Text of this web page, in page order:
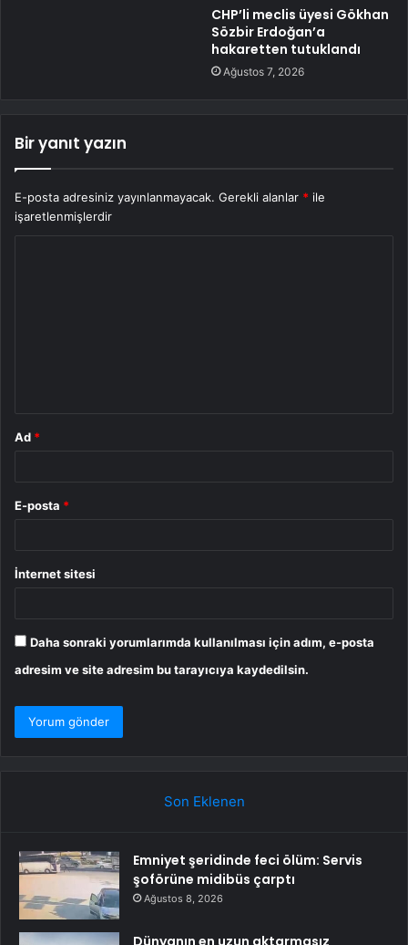
CHP’li meclis üyesi Gökhan
Sözbir Erdoğan’a
hakaretten tutuklandı
Ağustos 7, 2026
Bir yanıt yazın
E-posta adresiniz yayınlanmayacak. Gerekli alanlar * ile
işaretlenmişlerdir
Ad *
E-posta *
İnternet sitesi
Daha sonraki yorumlarımda kullanılması için adım, e-posta
adresim ve site adresim bu tarayıcıya kaydedilsin.
Son Eklenen
Emniyet şeridinde feci ölüm: Servis
şoförüne midibüs çarptı
Ağustos 8, 2026
Dünyanın en uzun aktarmasız